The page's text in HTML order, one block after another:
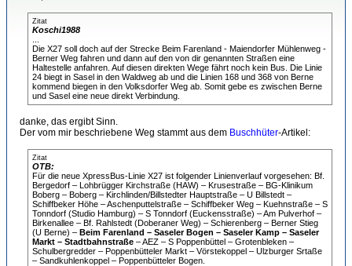
Zitat
Koschi1988
Die X27 soll doch auf der Strecke Beim Farenland - Maiendorfer Mühlenweg -
Berner Weg fahren und dann auf den von dir genannten Straßen eine
Haltestelle anfahren. Auf diesen direkten Wege fährt noch kein Bus. Die Linie
24 biegt in Sasel in den Waldweg ab und die Linien 168 und 368 von Berne
kommend biegen in den Volksdorfer Weg ab. Somit gebe es zwischen Berne
und Sasel eine neue direkt Verbindung.
danke, das ergibt Sinn.
Der vom mir beschriebene Weg stammt aus dem Buschhüter-Artikel:
Zitat
OTB:
Für die neue XpressBus-Linie X27 ist folgender Linienverlauf vorgesehen: Bf.
Bergedorf – Lohbrügger Kirchstraße (HAW) – Krusestraße – BG-Klinikum
Boberg – Boberg – Kirchlinden/Billstedter Hauptstraße – U Billstedt –
Schiffbeker Höhe – Aschenputtelstraße – Schiffbeker Weg – Kuehnstraße – S
Tonndorf (Studio Hamburg) – S Tonndorf (Euckensstraße) – Am Pulverhof –
Birkenallee – Bf. Rahlstedt (Doberaner Weg) – Schierenberg – Berner Stieg
(U Berne) – Beim Farenland – Saseler Bogen – Saseler Kamp – Saseler
Markt – Stadtbahnstraße – AEZ – S Poppenbüttel – Grotenbleken –
Schulbergredder – Poppenbütteler Markt – Vörstekoppel – Ulzburger Srtaße
– Sandkuhlenkoppel – Poppenbütteler Bogen.